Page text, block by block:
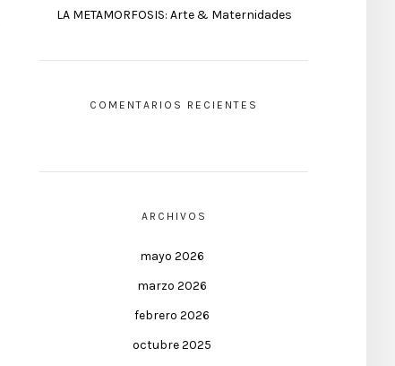
LA METAMORFOSIS: Arte & Maternidades
COMENTARIOS RECIENTES
ARCHIVOS
mayo 2026
marzo 2026
febrero 2026
octubre 2025